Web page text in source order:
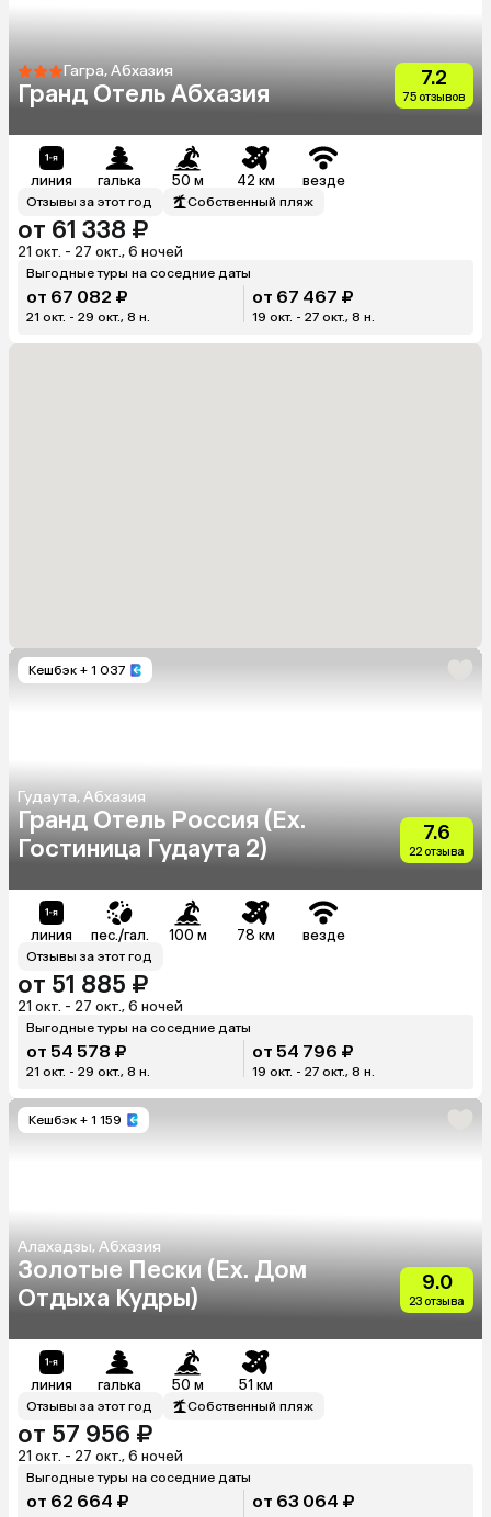
Гагра, Абхазия
Гранд Отель Абхазия
7.2
75 отзывов
линия галька 50 м 42 км везде
Отзывы за этот год Собственный пляж
от 61 338 ₽
21 окт. - 27 окт., 6 ночей
Выгодные туры на соседние даты
от 67 082 ₽
21 окт. - 29 окт., 8 н.
от 67 467 ₽
19 окт. - 27 окт., 8 н.
Кешбэк + 1 037
Гудаута, Абхазия
Гранд Отель Россия (Ex.
Гостиница Гудаута 2)
7.6
22 отзыва
линия пес./гал. 100 м 78 км везде
Отзывы за этот год
от 51 885 ₽
21 окт. - 27 окт., 6 ночей
Выгодные туры на соседние даты
от 54 578 ₽
21 окт. - 29 окт., 8 н.
от 54 796 ₽
19 окт. - 27 окт., 8 н.
Кешбэк + 1 159
Алахадзы, Абхазия
Золотые Пески (Ex. Дом
Отдыха Кудры)
9.0
23 отзыва
линия галька 50 м 51 км
Отзывы за этот год Собственный пляж
от 57 956 ₽
21 окт. - 27 окт., 6 ночей
Выгодные туры на соседние даты
от 62 664 ₽ от 63 064 ₽